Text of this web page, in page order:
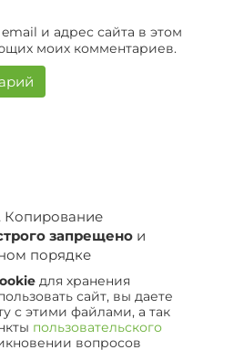
и адрес сайта в этом
моих комментариев.
Копирование
запрещено и
порядке
для хранения
сайт, вы даете
с этими файлами, а так
пользовательского
вопросов